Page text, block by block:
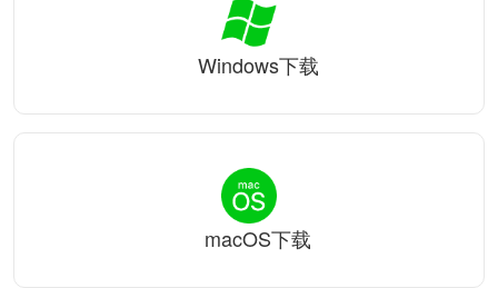
Windows下载
macOS下载